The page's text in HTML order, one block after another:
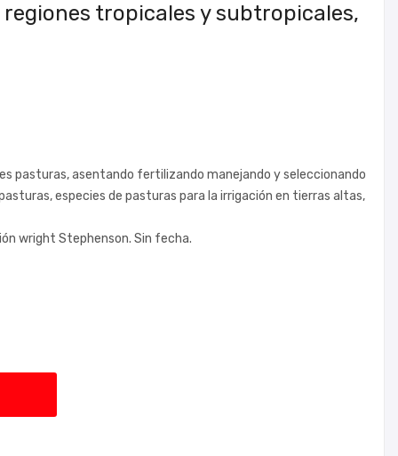
tropicales y subtropicales,
pasturas, asentando fertilizando manejando y seleccionando
especies de pasturas para la irrigación en tierras altas,
wright Stephenson. Sin fecha.